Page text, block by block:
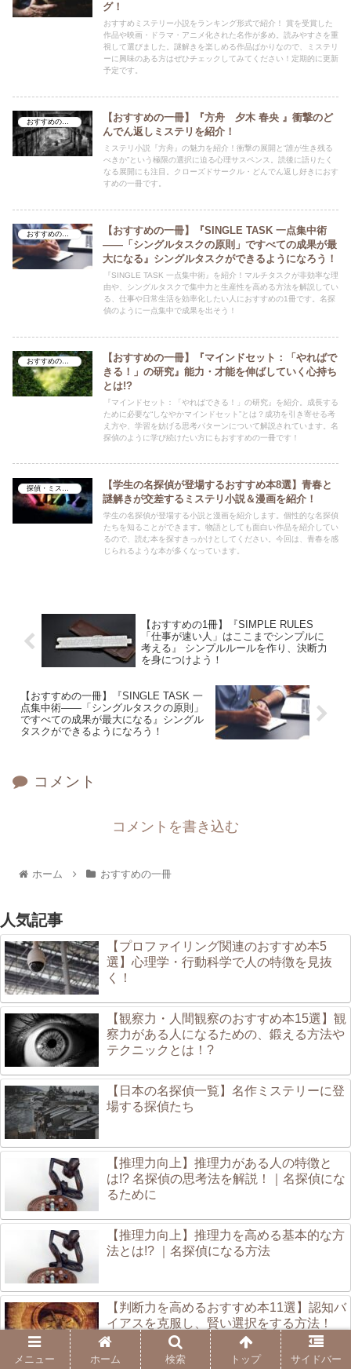
グ！
おすすめミステリー小説をランキング形式で紹介！ 賞を受賞した
作品や映画・ドラマ・アニメ化された名作が多め。読みやすさを重
視して選びました。謎解きを楽しめる作品ばかりなので、ミステリ
ーに興味のある方はぜひチェックしてみてください！定期的に更新
予定です。
【おすすめの一冊】『方舟 夕木 春央 』衝撃のど
んでん返しミステリを紹介！
ミステリ小説『方舟』の魅力を紹介！衝撃の展開と“誰が生き残る
べきか”という極限の選択に迫る心理サスペンス。読後に語りたく
なる展開にも注目。クローズドサークル・どんでん返し好きにおす
すめの一冊です。
おすすめの一冊
【おすすめの一冊】『SINGLE TASK 一点集中術
――「シングルタスクの原則」ですべての成果が最
大になる』シングルタスクができるようになろう！
『SINGLE TASK 一点集中術』を紹介！マルチタスクが非効率な理
由や、シングルタスクで集中力と生産性を高める方法を解説してい
る、仕事や日常生活を効率化したい人におすすめの1冊です。名探
偵のように一点集中で成果を出そう！
おすすめの一冊
【おすすめの一冊】『マインドセット：「やればで
きる！」の研究』能力・才能を伸ばしていく心持ち
とは!?
『マインドセット：「やればできる！」の研究』を紹介。成長する
ために必要な“しなやかマインドセット”とは？成功を引き寄せる考
え方や、学習を妨げる思考パターンについて解説されています。名
探偵のように学び続けたい方にもおすすめの一冊です！
探偵・ミステリ
【学生の名探偵が登場するおすすめ本8選】青春と
謎解きが交差するミステリ小説＆漫画を紹介！
学生の名探偵が登場する小説と漫画を紹介します。個性的な名探偵
たちを知ることができます。物語としても面白い作品を紹介してい
るので、読む本を探すきっかけとしてください。今回は、青春を感
じられるような本が多くなっています。
【おすすめの1冊】『SIMPLE RULES
「仕事が速い人」はここまでシンプルに
考える』 シンプルルールを作り、決断力
を身につけよう！
【おすすめの一冊】『SINGLE TASK 一
点集中術――「シングルタスクの原則」
ですべての成果が最大になる』シングル
タスクができるようになろう！
コメント
コメントを書き込む
ホーム おすすめの一冊
人気記事
【プロファイリング関連のおすすめ本5
選】心理学・行動科学で人の特徴を見抜
く！
【観察力・人間観察のおすすめ本15選】観
察力がある人になるための、鍛える方法や
テクニックとは！?
【日本の名探偵一覧】名作ミステリーに登
場する探偵たち
【推理力向上】推理力がある人の特徴と
は!? 名探偵の思考法を解説！｜名探偵にな
るために
【推理力向上】推理力を高める基本的な方
法とは!? ｜名探偵になる方法
【判断力を高めるおすすめ本11選】認知バ
イアスを克服し、賢い選択をする方法！
メニュー ホーム 検索 トップ サイドバー